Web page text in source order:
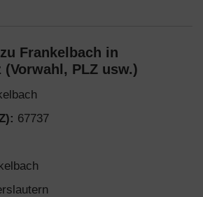
zu Frankelbach in
PLZ usw.)
67737